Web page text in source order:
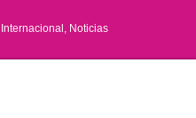
Internacional Noticias